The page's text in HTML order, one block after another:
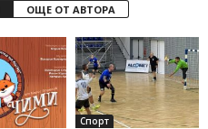
ОЩЕ ОТ АВТОРА
Спорт